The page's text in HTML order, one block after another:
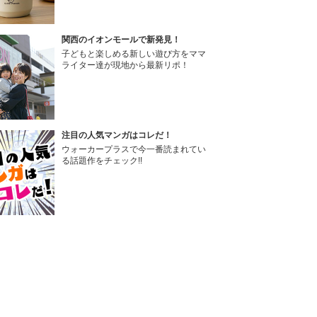
関西のイオンモールで新発見！
子どもと楽しめる新しい遊び方をママ
ライター達が現地から最新リポ！
注目の人気マンガはコレだ！
ウォーカープラスで今一番読まれてい
る話題作をチェック!!